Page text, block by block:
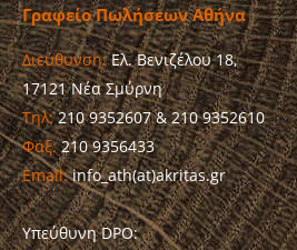
Γραφείο Πωλήσεων Αθήνα
Διεύθυνση:Ελ. Βενιζέλου 18,
17121 Νέα Σμύρνη
Τηλ:210 9352607 & 210 9352610
Φαξ:210 9356433
Email:info_ath(at)akritas.gr
Υπεύθυνη DPO: